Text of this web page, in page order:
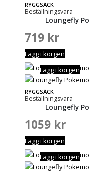
RYGGSÄCK
Beställningsvara
Loungefly
719 kr
Lägg i korgen
RYGGSÄCK
Beställningsvara
Lägg i korgen
Loungefly
1059 kr
Lägg i korgen
Lägg i korgen